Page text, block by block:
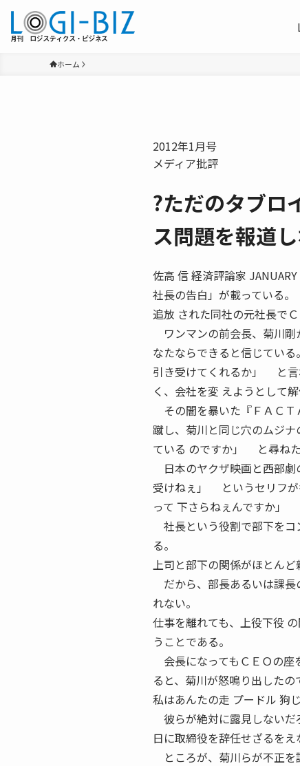
ホーム
2012年1月号
メディア批評
?ただのタブロ
ス問題を報道
佐高 信 経済評論家
社長の告白」が載っている。
追放 された同社の元社長で
ワンマンの前会長、菊川
なたならできると信じている。
引き受けてくれるか」 と言
く、会社を変 えようとして解
その闇を暴いた『ＦＡＣＴ
蹴し、菊川と同じ穴のムジ
ている のですか」 と尋ね
日本のヤクザ映画と西部
受けねぇ」 というセリフ
って 下さらねぇんですか」
社長という役割で部下をコ
る。
上司と部下の関係がほとんど
だから、部長あるいは課長
れない。
仕事を離れても、上役下役
うことである。
会長になってもＣＥＯの座
ると、菊川が怒鳴り出したの
私はあんたの走 プードル 狗
彼らが絶対に露見しないだ
日に取締役を辞任せざるをえ
ところが、菊川らが不正を